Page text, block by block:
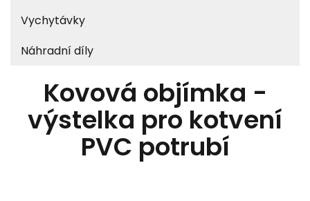
Vychytávky
Náhradní díly
Kovová objímka -
výstelka pro kotvení
PVC potrubí